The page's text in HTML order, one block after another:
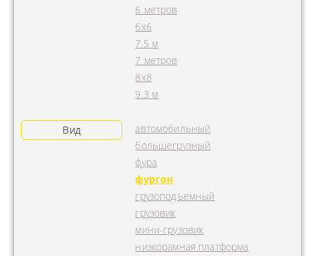
6 метров
6х6
7.5 м
7 метров
8х8
9.3 м
Вид
автомобильный
большегрузный
фура
фургон
грузоподъемный
грузовик
мини-грузовик
низкорамная платформа